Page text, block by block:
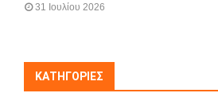
31 Ιουλίου 2026
KΑΤΗΓΟΡΊΕΣ